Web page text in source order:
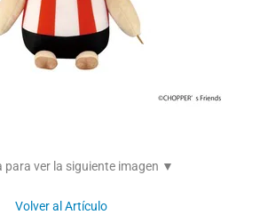
para ver la siguiente imagen ▼
Volver al Artículo